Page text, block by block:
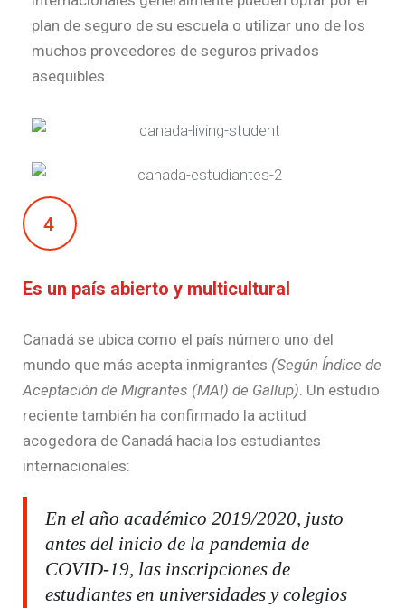
plan de seguro de su escuela o utilizar uno de los
muchos proveedores de seguros privados
asequibles.
4
Es un país abierto y multicultural
Canadá se ubica como el país número uno del
mundo que más acepta inmigrantes (Según Índice de
Aceptación de Migrantes (MAI) de Gallup). Un estudio
reciente también ha confirmado la actitud
acogedora de Canadá hacia los estudiantes
internacionales:
En el año académico 2019/2020, justo
antes del inicio de la pandemia de
COVID-19, las inscripciones de
estudiantes en universidades y colegios